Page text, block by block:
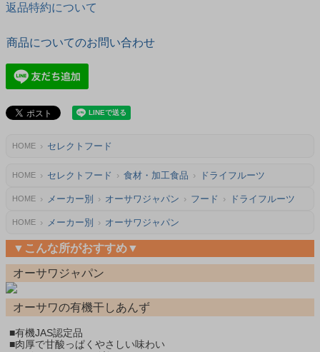
返品特約について
商品についてのお問い合わせ
HOME セレクトフード
HOME セレクトフード 食材・加工食品 ドライフルーツ
HOME メーカー別 オーサワジャパン フード ドライフルーツ
HOME メーカー別 オーサワジャパン
▼こんな所がおすすめ▼
オーサワジャパン
オーサワの有機干しあんず
■有機JAS認定品
■肉厚で甘酸っぱくやさしい味わい